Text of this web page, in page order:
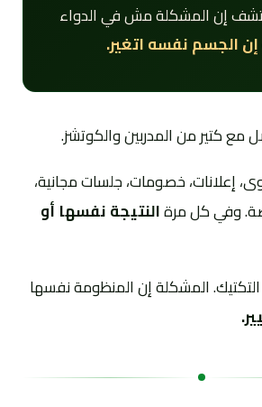
إن المشكلة مش في الدواء
الجسم نفسه اتغير.
مع كتير من المدربين والكوتشز.
إعلانات، خصومات، جلسات مجانية،
وفي كل مرةالنتيجة نفسها أو
المشكلة إن المنظومة نفسها